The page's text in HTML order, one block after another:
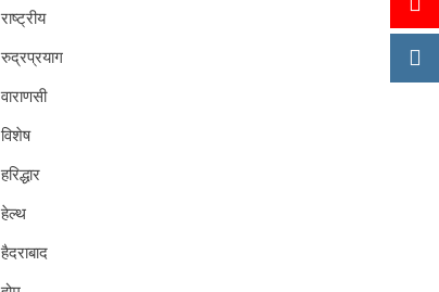
राष्ट्रीय
रुद्रप्रयाग
वाराणसी
विशेष
हरिद्धार
हेल्थ
हैदराबाद